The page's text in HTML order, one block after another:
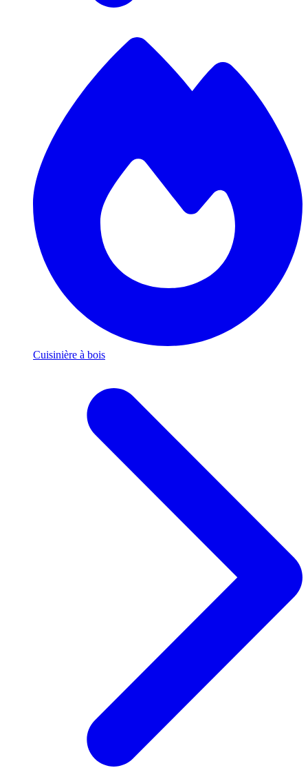
Cuisinière à bois